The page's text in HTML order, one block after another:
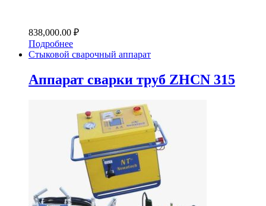
838,000.00 ₽
Подробнее
Стыковой сварочный аппарат
Аппарат сварки труб ZHCN 315